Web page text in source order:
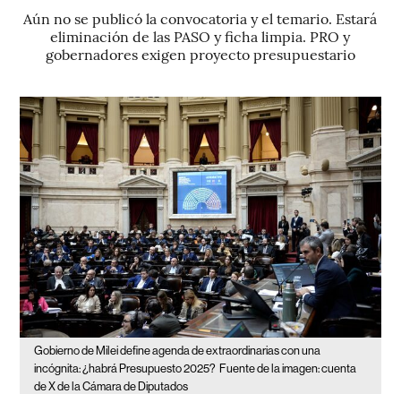
Aún no se publicó la convocatoria y el temario. Estará
eliminación de las PASO y ficha limpia. PRO y
gobernadores exigen proyecto presupuestario
Gobierno de Milei define agenda de extraordinarias con una
incógnita: ¿habrá Presupuesto 2025? Fuente de la imagen: cuenta
de X de la Cámara de Diputados